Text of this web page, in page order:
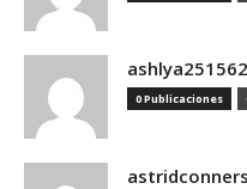
0 Publicaciones